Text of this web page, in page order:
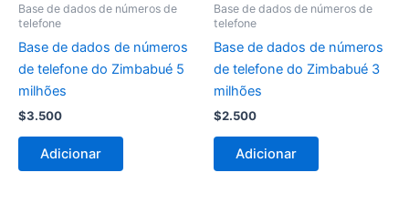
Base de dados de números de
telefone
Base de dados de números
de telefone do Zimbabué 5
milhões
$3.500
Adicionar
Base de dados de números de
telefone
Base de dados de números
de telefone do Zimbabué 3
milhões
$2.500
Adicionar